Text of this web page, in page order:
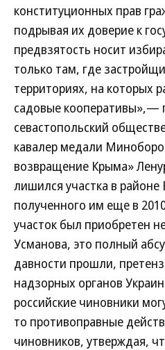
конституционных прав
подрывая их доверие к
предвзятость носит
только там, где
территориях, на которых
садовые кооперативы»,—
севастопольский
кавалер медали
возвращение Крыма»
лишился участка в районе
полученного им еще в
участок был приобретен
Усманова, это полный
давности прошли,
надзорных органов
российские чиновники
то противоправные
чиновников, утверждая,